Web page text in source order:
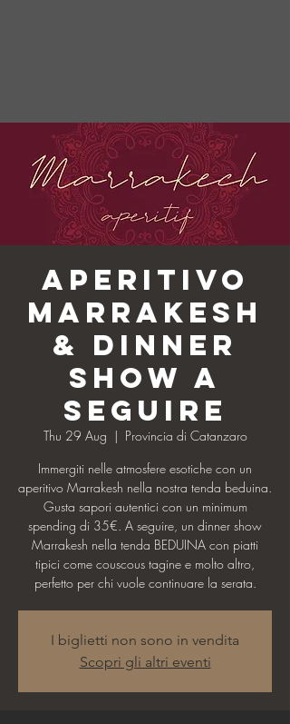
Aperitivo
Marrakesh
& Dinner
Show a
seguire
Thu 29 Aug
  |
Provincia di Catanzaro
Immergiti nelle atmosfere esotiche con un
aperitivo Marrakesh nella nostra tenda beduina.
Gusta sapori autentici con un minimum
spending di 35€. A seguire, un dinner show
Marrakesh nella tenda BEDUINA con piatti
tipici come couscous tagine e molto altro,
perfetto per chi vuole continuare la serata.
I biglietti non sono in vendita
Scopri gli altri eventi